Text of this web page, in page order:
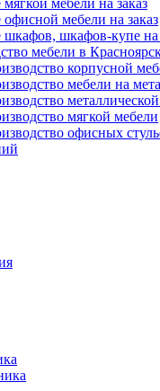
мебели на заказ
мебели на заказ
шкафов, шкафов-купе на
мебели в
корпусной
мебели на
мягкой мебели
офисных